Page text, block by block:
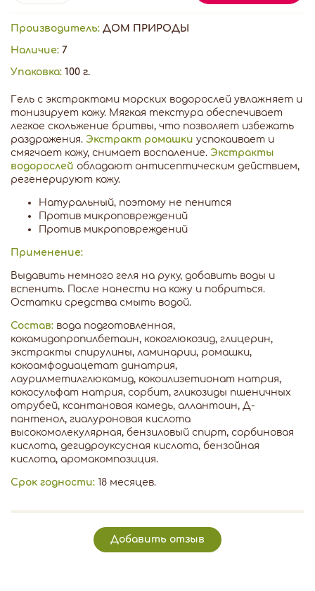
Производитель: ДОМ ПРИРОДЫ
Наличие: 7
Упаковка: 100 г.
Гель с экстрактами морских водорослей увлажняет и
тонизирует кожу. Мягкая текстура обеспечивает
легкое скольжение бритвы, что позволяет избежать
раздражения. Экстракт ромашки успокаивает и
смягчает кожу, снимает воспаление. Экстракты
водорослей обладают антисептическим действием,
регенерируют кожу.
Натуральный, поэтому не пенится
Против микроповреждений
Против микроповреждений
Применение:
Выдавить немного геля на руку, добавить воды и
вспенить. После нанести на кожу и побриться.
Остатки средства смыть водой.
Состав: вода подготовленная,
кокамидопропилбетаин, кокоглюкозид, глицерин,
экстракты спирулины, ламинарии, ромашки,
кокоамфодиацетат динатрия,
лаурилметилглюкамид, кокоилизетионат натрия,
кокосульфат натрия, сорбит, гликозиды пшеничных
отрубей, ксантановая камедь, аллантоин, Д-
пантенол, гиалуроновая кислота
высокомолекулярная, бензиловый спирт, сорбиновая
кислота, дегидроуксусная кислота, бензойная
кислота, аромакомпозиция.
Срок годности: 18 месяцев.
Добавить отзыв